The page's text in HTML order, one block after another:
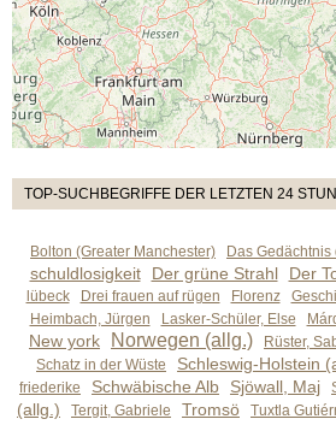
TOP-SUCHBEGRIFFE DER LETZTEN 24
Bolton (Greater Manchester) Das
schuldlosigkeit Der grüne Strahl Der
lübeck
Drei frauen auf rügen Florenz
Heimbach, Jürgen
Lasker-Schüler, Else
New york
Norwegen (allg.) Rüster,
Schatz in der Wüste
Schleswig-Holstein
friederike Schwäbische Alb Sjöwall, Maj
(allg.) Tergit, Gabriele Tromsö Tuxtla